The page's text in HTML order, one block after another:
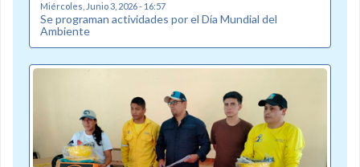
Miércoles, Junio 3, 2026 - 16:57
Se programan actividades por el Día Mundial del
Ambiente